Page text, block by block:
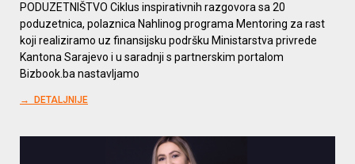
PODUZETNIŠTVO Ciklus inspirativnih razgovora sa 20
poduzetnica, polaznica Nahlinog programa Mentoring za rast
koji realiziramo uz finansijsku podršku Ministarstva privrede
Kantona Sarajevo i u saradnji s partnerskim portalom
Bizbook.ba nastavljamo
→ DETALJNIJE